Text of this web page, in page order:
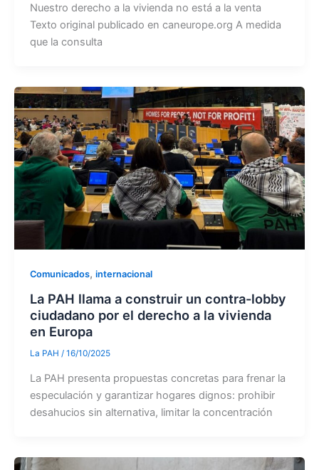
Nuestro derecho a la vivienda no está a la venta
Texto original publicado en caneurope.org A medida
que la consulta
Comunicados, internacional
La PAH llama a construir un contra-lobby
ciudadano por el derecho a la vivienda
en Europa
La PAH / 16/10/2025
La PAH presenta propuestas concretas para frenar la
especulación y garantizar hogares dignos: prohibir
desahucios sin alternativa, limitar la concentración